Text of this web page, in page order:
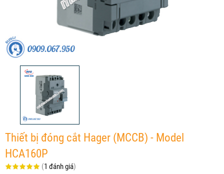
Thiết bị đóng cắt Hager (MCCB) - Model
HCA160P
(1 đánh giá)